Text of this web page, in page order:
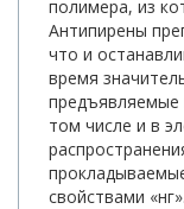
полимера, из
Антипирены
что и
время
предъявляемые
том числе и в
свойствами